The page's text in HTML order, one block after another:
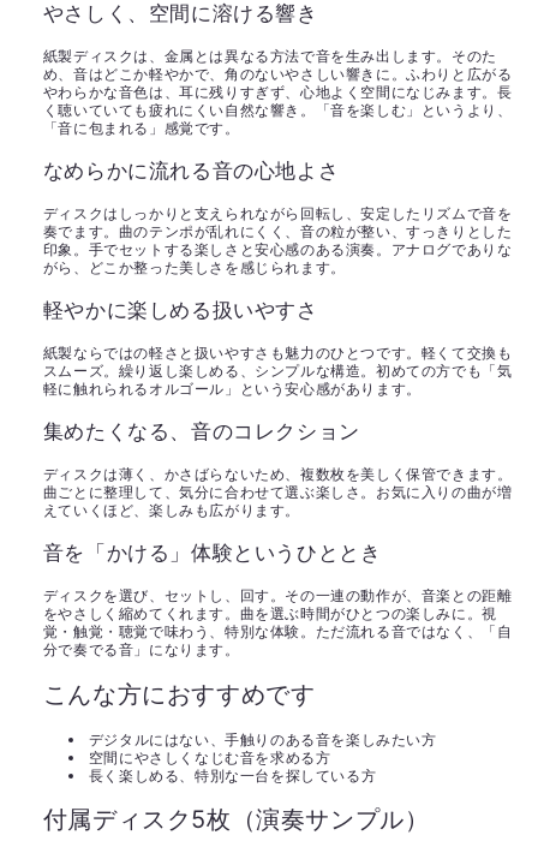
やさしく、空間に溶ける響き
紙製ディスクは、金属とは異なる方法で音を生み出します。そのた
め、音はどこか軽やかで、角のないやさしい響きに。ふわりと広がる
やわらかな音色は、耳に残りすぎず、心地よく空間になじみます。長
く聴いていても疲れにくい自然な響き。「音を楽しむ」というより、
「音に包まれる」感覚です。
なめらかに流れる音の心地よさ
ディスクはしっかりと支えられながら回転し、安定したリズムで音を
奏でます。曲のテンポが乱れにくく、音の粒が整い、すっきりとした
印象。手でセットする楽しさと安心感のある演奏。アナログでありな
がら、どこか整った美しさを感じられます。
軽やかに楽しめる扱いやすさ
紙製ならではの軽さと扱いやすさも魅力のひとつです。軽くて交換も
スムーズ。繰り返し楽しめる、シンプルな構造。初めての方でも「気
軽に触れられるオルゴール」という安心感があります。
集めたくなる、音のコレクション
ディスクは薄く、かさばらないため、複数枚を美しく保管できます。
曲ごとに整理して、気分に合わせて選ぶ楽しさ。お気に入りの曲が増
えていくほど、楽しみも広がります。
音を「かける」体験というひととき
ディスクを選び、セットし、回す。その一連の動作が、音楽との距離
をやさしく縮めてくれます。曲を選ぶ時間がひとつの楽しみに。視
覚・触覚・聴覚で味わう、特別な体験。ただ流れる音ではなく、「自
分で奏でる音」になります。
こんな方におすすめです
デジタルにはない、手触りのある音を楽しみたい方
空間にやさしくなじむ音を求める方
長く楽しめる、特別な一台を探している方
付属ディスク5枚（演奏サンプル）